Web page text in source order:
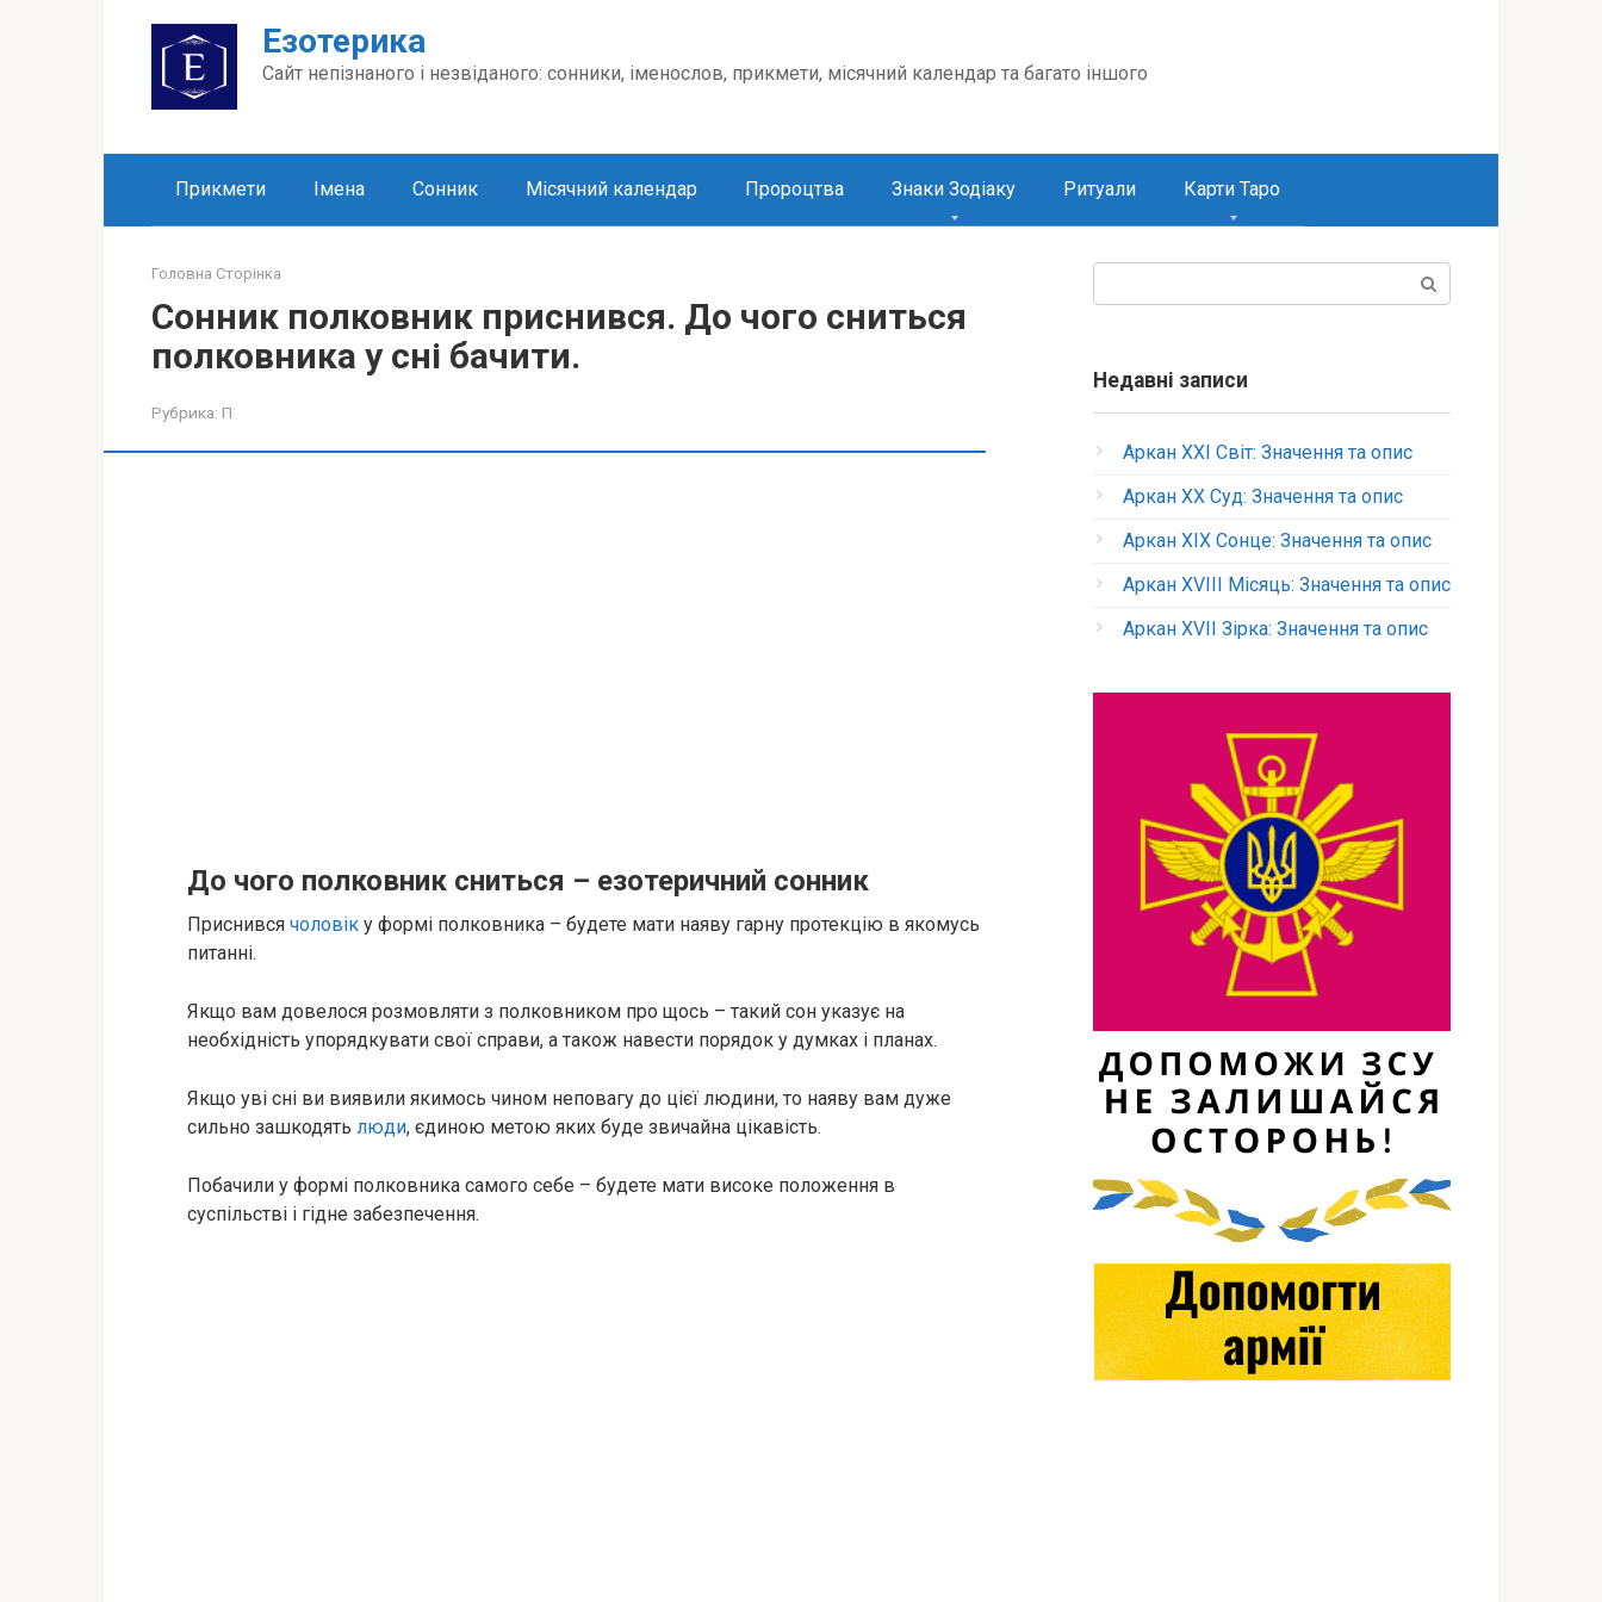
Езотерика
Сайт непізнаного і незвіданого: сонники, іменослов, прикмети, місячний календар та багато іншого
Прикмети Імена Сонник Місячний календар Пророцтва Знаки Зодіаку Ритуали Карти Таро
Головна Сторінка
Сонник полковник приснився. До чого сниться
полковника у сні бачити.
Рубрика: П
До чого полковник сниться – езотеричний сонник
Приснився чоловік у формі полковника – будете мати наяву гарну протекцію в якомусь
питанні.
Якщо вам довелося розмовляти з полковником про щось – такий сон указує на
необхідність упорядкувати свої справи, а також навести порядок у думках і планах.
Якщо уві сні ви виявили якимось чином неповагу до цієї людини, то наяву вам дуже
сильно зашкодять люди, єдиною метою яких буде звичайна цікавість.
Побачили у формі полковника самого себе – будете мати високе положення в
суспільстві і гідне забезпечення.
Недавні записи
Аркан XXI Світ: Значення та опис
Аркан XX Суд: Значення та опис
Аркан XIX Сонце: Значення та опис
Аркан XVIII Місяць: Значення та опис
Аркан XVII Зірка: Значення та опис